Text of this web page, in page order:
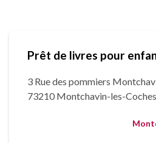
Prêt de livres pour
3 Rue des pommiers
73210 Montchavin-les-Coches